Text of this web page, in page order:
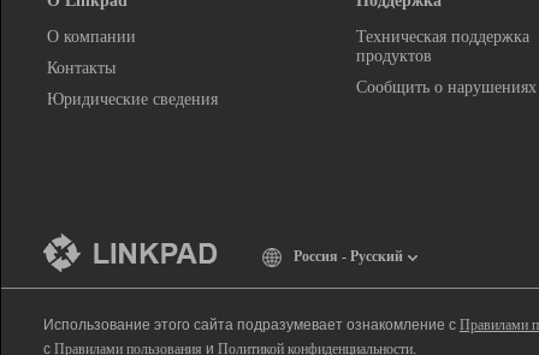
О компании
Контакты
Юридические сведения
Техническая поддержка
продуктов
Сообщить о нарушениях
Россия - Русский
Использование этого сайта подразумевает ознакомление с Правилами
с Правилами пользования и Политикой конфиденциальности.